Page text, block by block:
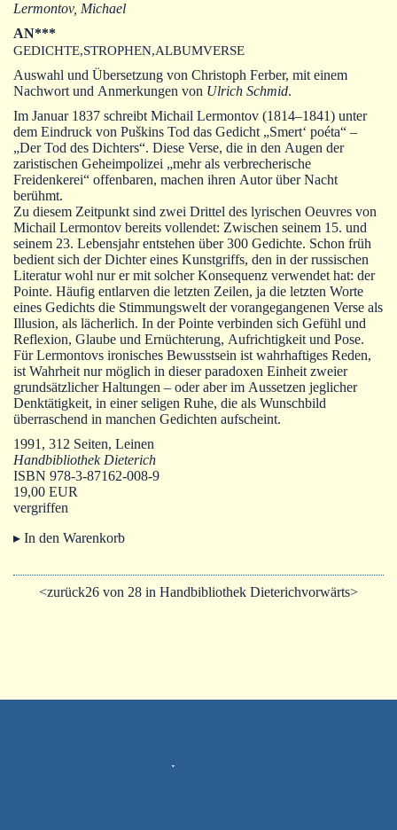
Warenkorb
Lermontov, Michael
AN***
GEDICHTE,STROPHEN,ALBUMVERSE
Auswahl und Übersetzung von Christoph Ferber, mit einem
Nachwort und Anmerkungen von Ulrich Schmid.
Im Januar 1837 schreibt Michail Lermontov (1814‒1841) unter
dem Eindruck von Puškins Tod das Gedicht „Smert‘ poéta“ ‒
„Der Tod des Dichters“. Diese Verse, die in den Augen der
zaristischen Geheimpolizei „mehr als verbrecherische
Freidenkerei“ offenbaren, machen ihren Autor über Nacht
berühmt.
Zu diesem Zeitpunkt sind zwei Drittel des lyrischen Oeuvres von
Michail Lermontov bereits vollendet: Zwischen seinem 15. und
seinem 23. Lebensjahr entstehen über 300 Gedichte. Schon früh
bedient sich der Dichter eines Kunstgriffs, den in der russischen
Literatur wohl nur er mit solcher Konsequenz verwendet hat: der
Pointe. Häufig entlarven die letzten Zeilen, ja die letzten Worte
eines Gedichts die Stimmungswelt der vorangegangenen Verse als
Illusion, als lächerlich. In der Pointe verbinden sich Gefühl und
Reflexion, Glaube und Ernüchterung, Aufrichtigkeit und Pose.
Für Lermontovs ironisches Bewusstsein ist wahrhaftiges Reden,
ist Wahrheit nur möglich in dieser paradoxen Einheit zweier
grundsätzlicher Haltungen ‒ oder aber im Aussetzen jeglicher
Denktätigkeit, in einer seligen Ruhe, die als Wunschbild
überraschend in manchen Gedichten aufscheint.
1991, 312 Seiten, Leinen
Handbibliothek Dieterich
ISBN 978-3-87162-008-9
19,00 EUR
vergriffen
▸ In den Warenkorb
<zurück26 von 28 in Handbibliothek Dieterichvorwärts>
Impressum